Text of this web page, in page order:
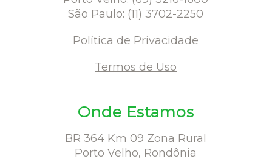
São Paulo: (11) 3702-2250
Política de Privacidade
Termos de Uso
Onde Estamos
BR 364 Km 09 Zona Rural
Porto Velho, Rondônia